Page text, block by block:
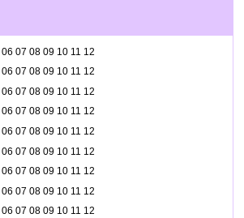
06 07 08 09 10 11 12
06 07 08 09 10 11 12
06 07 08 09 10 11 12
06 07 08 09 10 11 12
06 07 08 09 10 11 12
06 07 08 09 10 11 12
06 07 08 09 10 11 12
06 07 08 09 10 11 12
06 07 08 09 10 11 12